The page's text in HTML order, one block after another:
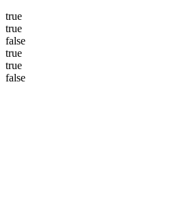
true
true
false
true
true
false